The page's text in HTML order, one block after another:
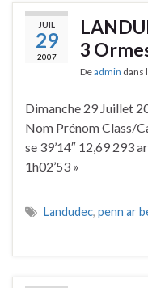
JUIL
29
2007
3
Deadmin dans
Dimanche 29 Juillet
Nom Prénom Class/
se 39’14″ 12,69 293
1h02’53 »
Landudec, penn ar